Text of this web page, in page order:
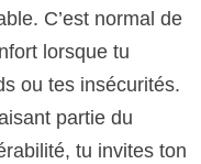
C’est normal de
lorsque tu
ou tes insécurités.
partie du
tu invites ton